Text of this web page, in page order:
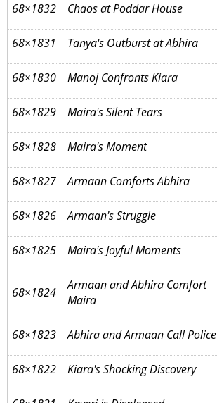
68×1832 Chaos at Poddar House
68×1831 Tanya's Outburst at Abhira
68×1830 Manoj Confronts Kiara
68×1829 Maira's Silent Tears
68×1828 Maira's Moment
68×1827 Armaan Comforts Abhira
68×1826 Armaan's Struggle
68×1825 Maira's Joyful Moments
68×1824
Armaan and Abhira Comfort
Maira
68×1823 Abhira and Armaan Call Police
68×1822 Kiara's Shocking Discovery